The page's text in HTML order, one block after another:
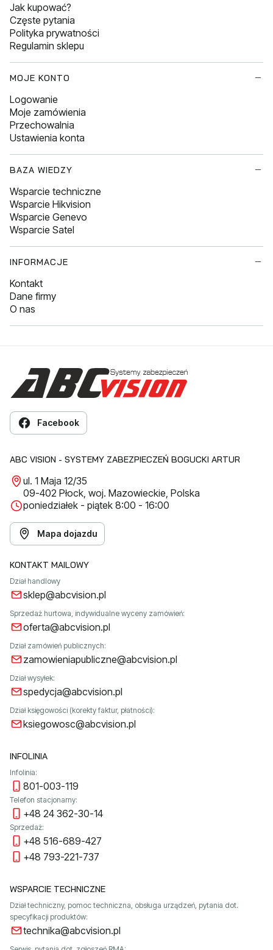
Jak kupować?
Częste pytania
Polityka prywatności
Regulamin sklepu
MOJE KONTO
Logowanie
Moje zamówienia
Przechowalnia
Ustawienia konta
BAZA WIEDZY
Wsparcie techniczne
Wsparcie Hikvision
Wsparcie Genevo
Wsparcie Satel
INFORMACJE
Kontakt
Dane firmy
O nas
Facebook
ABC VISION - SYSTEMY ZABEZPIECZEŃ BOGUCKI ARTUR
ul. 1 Maja 12/35
09-402 Płock, woj. Mazowieckie, Polska
poniedziałek - piątek 8:00 - 16:00
Mapa dojazdu
KONTAKT MAILOWY
Dział handlowy
sklep@abcvision.pl
Sprzedaż hurtowa, indywidualne wyceny zamówień:
oferta@abcvision.pl
Dział zamówień publicznych:
zamowieniapubliczne@abcvision.pl
Dział wysyłek:
spedycja@abcvision.pl
Dział księgowości (korekty faktur, płatności):
ksiegowosc@abcvision.pl
INFOLINIA
Infolinia:
801-003-119
Telefon stacjonarny:
+48 24 362-30-14
Sprzedaż:
+48 516-689-427
+48 793-221-737
WSPARCIE TECHNICZNE
Dział techniczny, pomoc techniczna, obsługa urządzeń, pytania dot.
specyfikacji produktów:
technika@abcvision.pl